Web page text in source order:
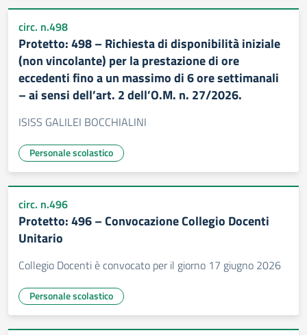
circ. n.498
Protetto: 498 – Richiesta di disponibilità iniziale
(non vincolante) per la prestazione di ore
eccedenti fino a un massimo di 6 ore settimanali
– ai sensi dell’art. 2 dell’O.M. n. 27/2026.
ISISS GALILEI BOCCHIALINI
Personale scolastico
circ. n.496
Protetto: 496 – Convocazione Collegio Docenti
Unitario
Collegio Docenti è convocato per il giorno 17 giugno 2026
Personale scolastico